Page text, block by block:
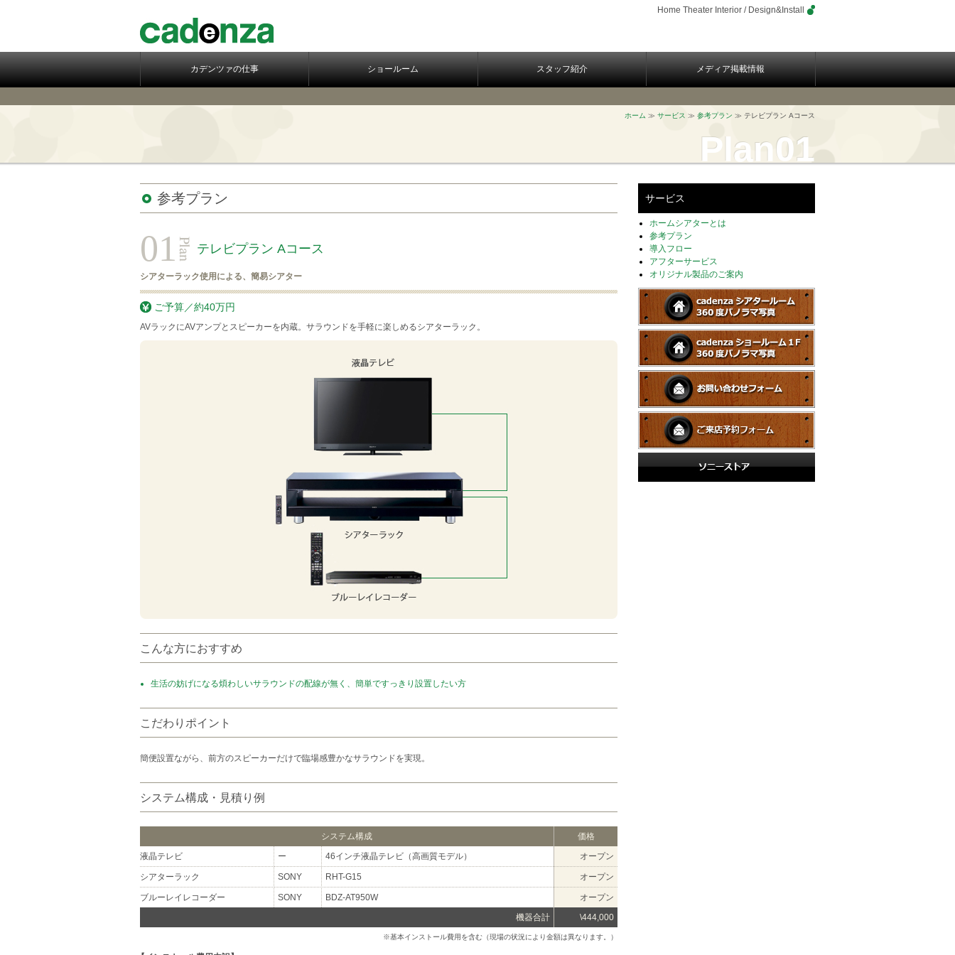
Home Theater Interior / Design&Install
カデンツァの仕事 ショールーム スタッフ紹介 メディア掲載情報
ホーム ≫ サービス ≫ 参考プラン ≫ テレビプラン Aコース
Plan01
参考プラン
01 テレビプラン Aコース
シアターラック使用による、簡易シアター
ご予算／約40万円
AVラックにAVアンプとスピーカーを内蔵。サラウンドを手軽に楽しめるシアターラック。
こんな方におすすめ
生活の妨げになる煩わしいサラウンドの配線が無く、簡単ですっきり設置したい方
こだわりポイント
簡便設置ながら、前方のスピーカーだけで臨場感豊かなサラウンドを実現。
システム構成・見積り例
システム構成
価格
液晶テレビ
ー 46インチ液晶テレビ（高画質モデル） オープン
シアターラック SONY RHT-G15 オープン
ブルーレイレコーダー SONY BDZ-AT950W
オープン
機器合計
\444,000
※基本インストール費用を含む（現場の状況により金額は異なります。）
サービス
ホームシアターとは
参考プラン
導入フロー
アフターサービス
オリジナル製品のご案内